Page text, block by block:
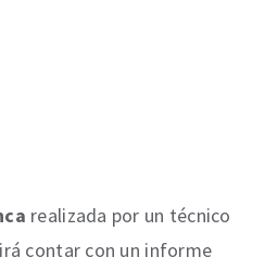
realizada por un técnico
contar con un informe